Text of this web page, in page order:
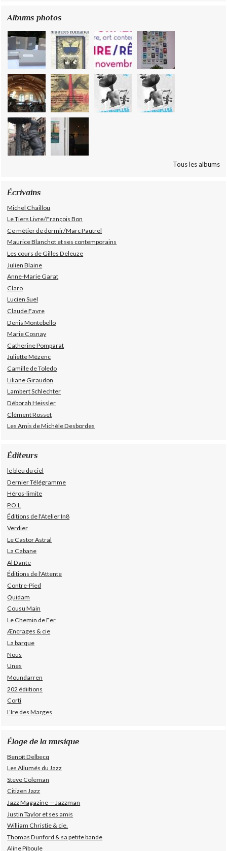
Albums photos
Tous les albums
Écrivains
Michel Chaillou
Le Tiers Livre/François Bon
Ce métier de dormir/Marc Pautrel
Maurice Blanchot et ses contemporains
Les cours de Gilles Deleuze
Julien Blaine
Anne-Marie Garat
Claro
Lucien Suel
Claude Favre
Denis Montebello
Marie Cosnay
Catherine Pomparat
Juliette Mézenc
Camille de Toledo
Liliane Giraudon
Lambert Schlechter
Déborah Heissler
Clément Rosset
Les Amis de Michèle Desbordes
Éditeurs
le bleu du ciel
Dernier Télégramme
Héros-limite
P.O.L
Éditions de l'Atelier In8
Verdier
Le Castor Astral
La Cabane
Al Dante
Éditions de l'Attente
Contre-Pied
Quidam
Cousu Main
Le Chemin de Fer
Æncrages & cie
La barque
Nous
Unes
Moundarren
202 édiitions
Corti
L’Ire des Marges
Éloge de la musique
Benoît Delbecq
Les Allumés du Jazz
Steve Coleman
Citizen Jazz
Jazz Magazine — Jazzman
Justin Taylor et ses amis
William Christie & cie.
Thomas Dunford & sa petite bande
Aline Piboule